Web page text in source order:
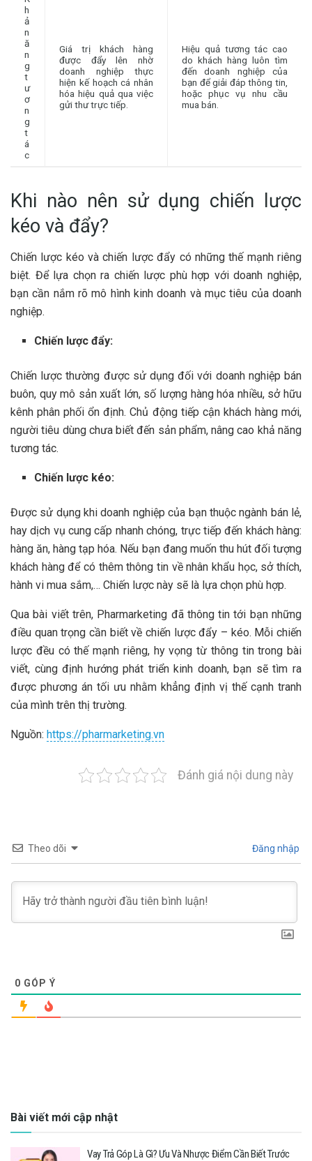
h
ả
n
ă
n
g
t
ư
ơ
n
g
t
á
c
Giá trị khách hàng
được đẩy lên nhờ
doanh nghiệp thực
hiện kế hoạch cá nhân
hóa hiệu quả qua việc
gửi thư trực tiếp.
Hiệu quả tương tác cao
do khách hàng luôn tìm
đến doanh nghiệp của
bạn để giải đáp thông tin,
hoặc phục vụ nhu cầu
mua bán.
Khi nào nên sử dụng chiến lược
kéo và đẩy?
Chiến lược kéo và chiến lược đẩy có những thế mạnh riêng
biệt. Để lựa chọn ra chiến lược phù hợp với doanh nghiệp,
bạn cần nắm rõ mô hình kinh doanh và mục tiêu của doanh
nghiệp.
Chiến lược đẩy:
Chiến lược thường được sử dụng đối với doanh nghiệp bán
buôn, quy mô sản xuất lớn, số lượng hàng hóa nhiều, sở hữu
kênh phân phối ổn định. Chủ động tiếp cận khách hàng mới,
người tiêu dùng chưa biết đến sản phẩm, nâng cao khả năng
tương tác.
Chiến lược kéo:
Được sử dụng khi doanh nghiệp của bạn thuộc ngành bán lẻ,
hay dịch vụ cung cấp nhanh chóng, trực tiếp đến khách hàng:
hàng ăn, hàng tạp hóa. Nếu bạn đang muốn thu hút đối tượng
khách hàng để có thêm thông tin về nhân khẩu học, sở thích,
hành vi mua sắm,… Chiến lược này sẽ là lựa chọn phù hợp.
Qua bài viết trên, Pharmarketing đã thông tin tới bạn những
điều quan trọng cần biết về chiến lược đẩy – kéo. Mỗi chiến
lược đều có thế mạnh riêng, hy vọng từ thông tin trong bài
viết, cùng định hướng phát triển kinh doanh, bạn sẽ tìm ra
được phương án tối ưu nhằm khẳng định vị thế cạnh tranh
của mình trên thị trường.
Nguồn: https://pharmarketing.vn
Đánh giá nội dung này
Theo dõi Đăng nhập
0 GÓP Ý
Bài viết mới cập nhật
Vay Trả Góp Là Gì? Ưu Và Nhược Điểm Cần Biết Trước